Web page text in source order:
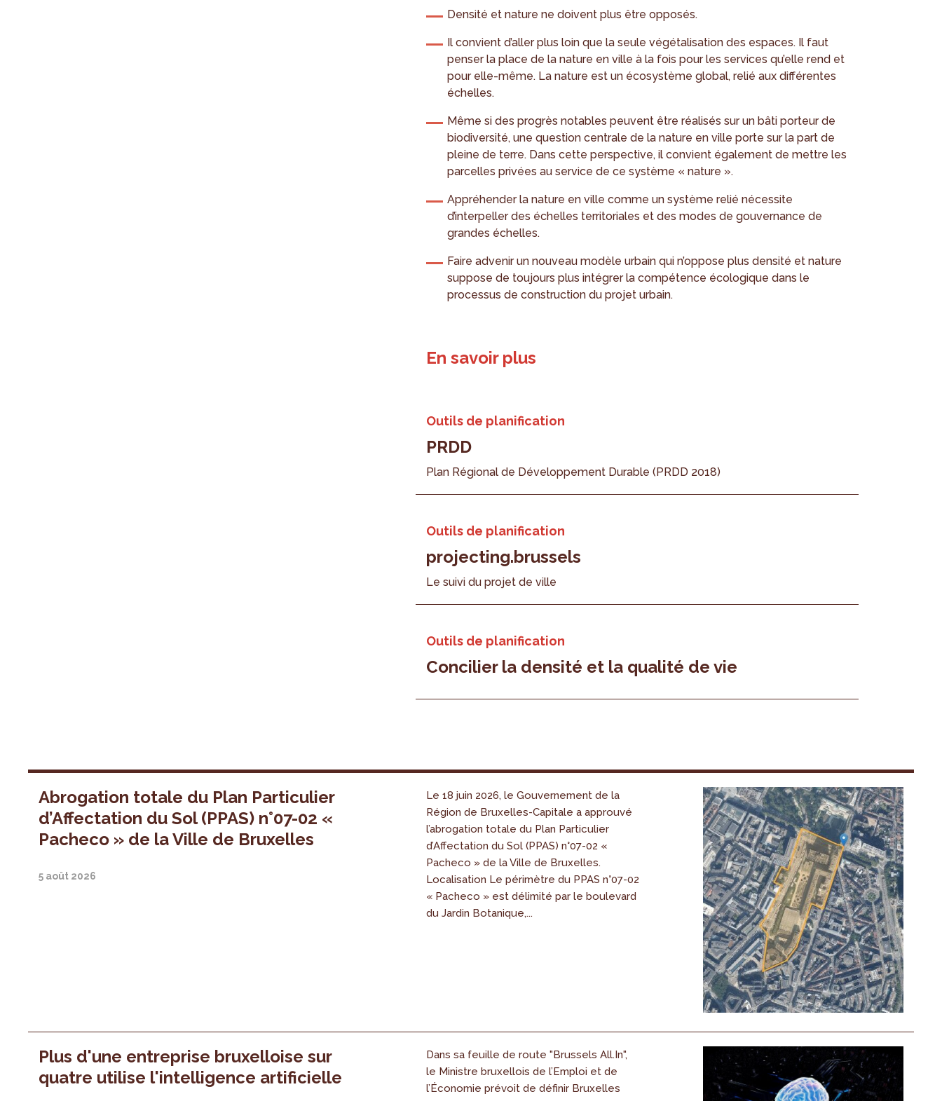
Densité et nature ne doivent plus être opposés.
Il convient d’aller plus loin que la seule végétalisation des espaces. Il faut
penser la place de la nature en ville à la fois pour les services qu’elle rend et
pour elle-même. La nature est un écosystème global, relié aux différentes
échelles.
Même si des progrès notables peuvent être réalisés sur un bâti porteur de
biodiversité, une question centrale de la nature en ville porte sur la part de
pleine de terre. Dans cette perspective, il convient également de mettre les
parcelles privées au service de ce système « nature ».
Appréhender la nature en ville comme un système relié nécessite
d’interpeller des échelles territoriales et des modes de gouvernance de
grandes échelles.
Faire advenir un nouveau modèle urbain qui n’oppose plus densité et nature
suppose de toujours plus intégrer la compétence écologique dans le
processus de construction du projet urbain.
En savoir plus
Outils de planification
PRDD
Plan Régional de Développement Durable (PRDD 2018)
Outils de planification
projecting.brussels
Le suivi du projet de ville
Outils de planification
Concilier la densité et la qualité de vie
Abrogation totale du Plan Particulier
d’Affectation du Sol (PPAS) n°07-02 «
Pacheco » de la Ville de Bruxelles
5 août 2026
Le 18 juin 2026, le Gouvernement de la
Région de Bruxelles-Capitale a approuvé
l’abrogation totale du Plan Particulier
d’Affectation du Sol (PPAS) n°07-02 «
Pacheco » de la Ville de Bruxelles.
Localisation Le périmètre du PPAS n°07-02
« Pacheco » est délimité par le boulevard
du Jardin Botanique,...
Plus d'une entreprise bruxelloise sur
quatre utilise l'intelligence artificielle
Dans sa feuille de route "Brussels All.In",
le Ministre bruxellois de l’Emploi et de
l’Économie prévoit de définir Bruxelles